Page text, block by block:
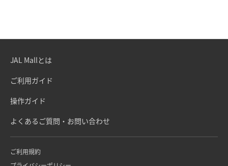
JAL Mallとは
ご利用ガイド
操作ガイド
よくあるご質問・お問い合わせ
ご利用規約